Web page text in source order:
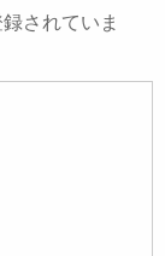
されていま